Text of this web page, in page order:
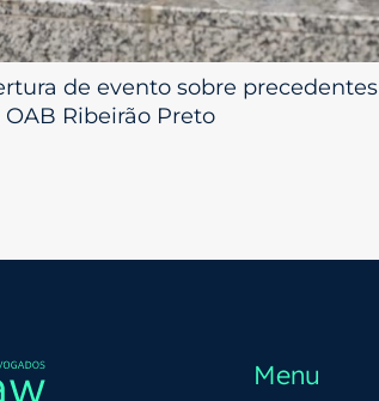
de evento sobre precedentes
Ribeirão Preto
Menu